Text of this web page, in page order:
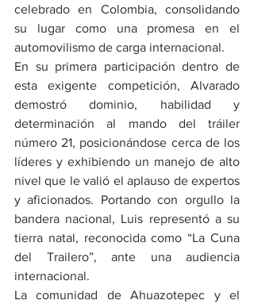
celebrado en Colombia, consolidando
su lugar como una promesa en el
automovilismo de carga internacional.
En su primera participación dentro de
esta exigente competición, Alvarado
demostró dominio, habilidad y
determinación al mando del tráiler
número 21, posicionándose cerca de los
líderes y exhibiendo un manejo de alto
nivel que le valió el aplauso de expertos
y aficionados. Portando con orgullo la
bandera nacional, Luis representó a su
tierra natal, reconocida como “La Cuna
del Trailero”, ante una audiencia
internacional.
La comunidad de Ahuazotepec y el